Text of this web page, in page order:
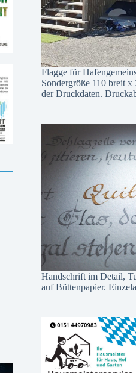
Flagge für
Sondergröße 110 breit
der Druckdaten.
Handschrift im Detail,
auf Büttenpapier.